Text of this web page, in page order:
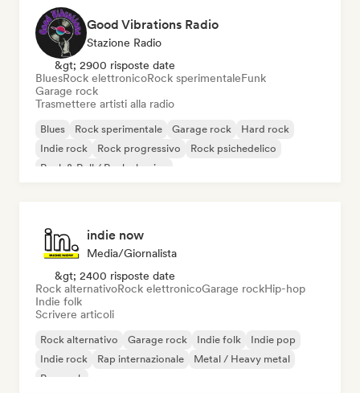
Good Vibrations Radio
Stazione Radio
&gt; 2900 risposte date
BluesRock elettronicoRock sperimentaleFunk
Garage rock
Trasmettere artisti alla radio
Blues Rock sperimentale Garage rock
Hard rock
Indie rock
Rock progressivo
Rock psichedelico
Rock & Roll / Rock classico
indie now
Media/Giornalista
&gt; 2400 risposte date
Rock alternativoRock elettronicoGarage rockHip-hop
Indie folk
Scrivere articoli
Rock alternativo Garage rock Indie folk
Indie pop
Indie rock
Rap internazionale
Metal / Heavy metal
Pop rock